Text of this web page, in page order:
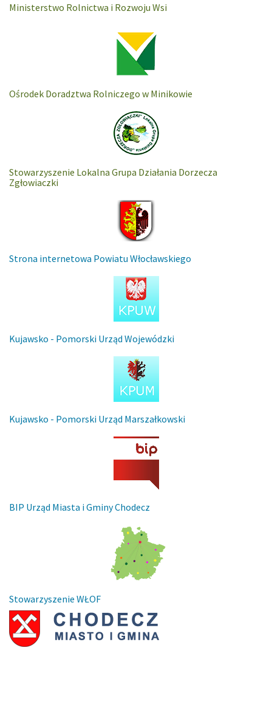
Ministerstwo Rolnictwa i Rozwoju Wsi
Ośrodek Doradztwa Rolniczego w Minikowie
Stowarzyszenie Lokalna Grupa Działania Dorzecza
Zgłowiaczki
Strona internetowa Powiatu Włocławskiego
Kujawsko - Pomorski Urząd Wojewódzki
Kujawsko - Pomorski Urząd Marszałkowski
BIP Urząd Miasta i Gminy Chodecz
Stowarzyszenie WŁOF